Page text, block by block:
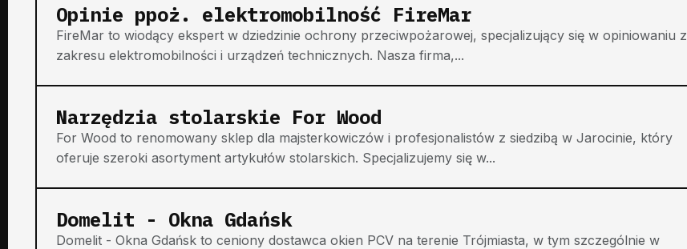
Opinie ppoż. elektromobilność FireMar
FireMar to wiodący ekspert w dziedzinie ochrony przeciwpożarowej, specjalizujący się w opiniowaniu z
zakresu elektromobilności i urządzeń technicznych. Nasza firma,...
Narzędzia stolarskie For Wood
For Wood to renomowany sklep dla majsterkowiczów i profesjonalistów z siedzibą w Jarocinie, który
oferuje szeroki asortyment artykułów stolarskich. Specjalizujemy się w...
Domelit - Okna Gdańsk
Domelit - Okna Gdańsk to ceniony dostawca okien PCV na terenie Trójmiasta, w tym szczególnie w